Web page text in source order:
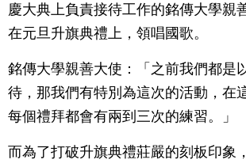
慶大典上負責接待工作的銘傳大學親
在元旦升旗典禮上，領唱國歌。
銘傳大學親善大使：「之前我們都是
待，那我們有特別為這次的活動，在
每個禮拜都會有兩到三次的練習。」
而為了打破升旗典禮莊嚴的刻板印象